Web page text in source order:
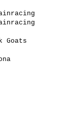
Goats